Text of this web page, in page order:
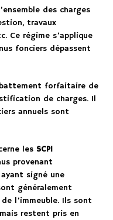
des charges
travaux
Ce régime s’applique
fonciers dépassent
forfaitaire de
de charges. Il
annuels sont
les SCPI
provenant
signé une
généralement
l’immeuble. Ils sont
restent pris en